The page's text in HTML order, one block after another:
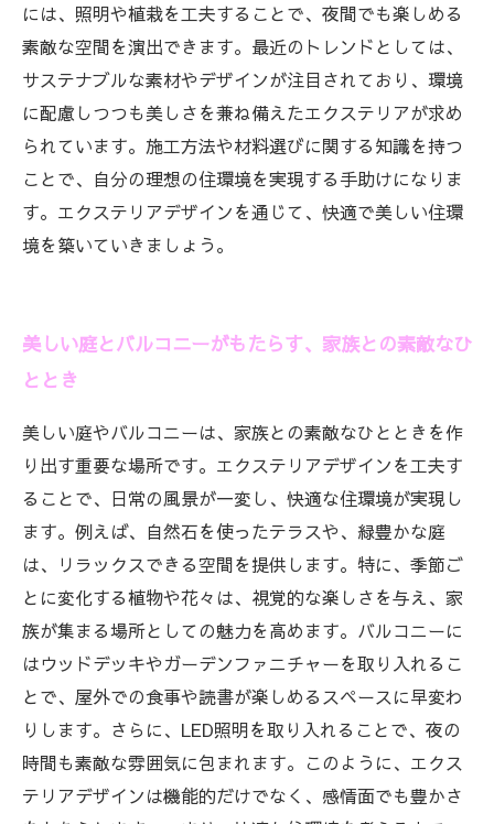
には、照明や植栽を工夫することで、夜間でも楽しめる
素敵な空間を演出できます。最近のトレンドとしては、
サステナブルな素材やデザインが注目されており、環境
に配慮しつつも美しさを兼ね備えたエクステリアが求め
られています。施工方法や材料選びに関する知識を持つ
ことで、自分の理想の住環境を実現する手助けになりま
す。エクステリアデザインを通じて、快適で美しい住環
境を築いていきましょう。
美しい庭とバルコニーがもたらす、家族との素敵なひ
ととき
美しい庭やバルコニーは、家族との素敵なひとときを作
り出す重要な場所です。エクステリアデザインを工夫す
ることで、日常の風景が一変し、快適な住環境が実現し
ます。例えば、自然石を使ったテラスや、緑豊かな庭
は、リラックスできる空間を提供します。特に、季節ご
とに変化する植物や花々は、視覚的な楽しさを与え、家
族が集まる場所としての魅力を高めます。バルコニーに
はウッドデッキやガーデンファニチャーを取り入れるこ
とで、屋外での食事や読書が楽しめるスペースに早変わ
りします。さらに、LED照明を取り入れることで、夜の
時間も素敵な雰囲気に包まれます。このように、エクス
テリアデザインは機能的だけでなく、感情面でも豊かさ